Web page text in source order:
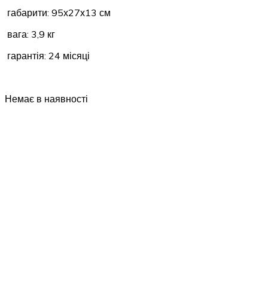
габарити: 95х27х13 см
вага: 3,9 кг
гарантія: 24 місяці
Немає в наявності